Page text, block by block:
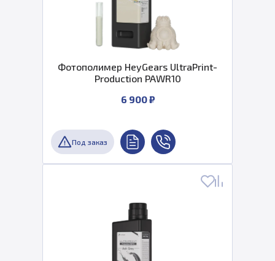
Фотополимер HeyGears UltraPrint-
Production PAWR10
6 900 ₽
Под заказ